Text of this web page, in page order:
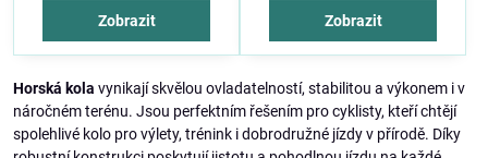
Zobrazit Zobrazit
Horská kola vynikají skvělou ovladatelností, stabilitou a výkonem i v
náročném terénu. Jsou perfektním řešením pro cyklisty, kteří chtějí
spolehlivé kolo pro výlety, trénink i dobrodružné jízdy v přírodě. Díky